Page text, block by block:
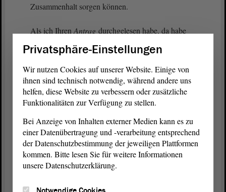
Zusammenhalt sorgen können.
Als ich Ihren Antrag durchgelesen habe, da habe
war. Das ist keine Frage.
Gordon Köhler (AfD):
Stephen Gerhard Stehli (CDU):
Sie haben eindeutig gesagt, was aus Ihrem
Privatsphäre-Einstellungen
Wir nutzen Cookies auf unserer Website. Einige von
ihnen sind technisch notwendig, während andere uns
helfen, diese Website zu verbessern oder zusätzliche
Funktionalitäten zur Verfügung zu stellen.
Bei Anzeige von Inhalten externer Medien kann es zu
einer Datenübertragung und -verarbeitung entsprechend
der Datenschutzbestimmung der jeweiligen Plattformen
kommen. Bitte lesen Sie für weitere Informationen
unsere Datenschutzerklärung.